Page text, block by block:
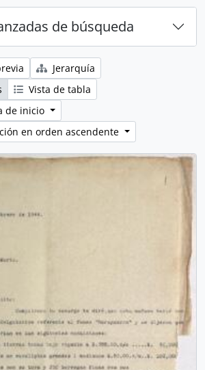
de búsqueda
Jerarquía
Vista de tabla
de inicio
en orden ascendente